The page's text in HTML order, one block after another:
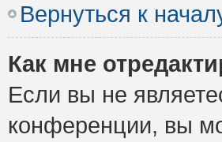
Вернуться к
Как мне
Если вы не
конференции, вы